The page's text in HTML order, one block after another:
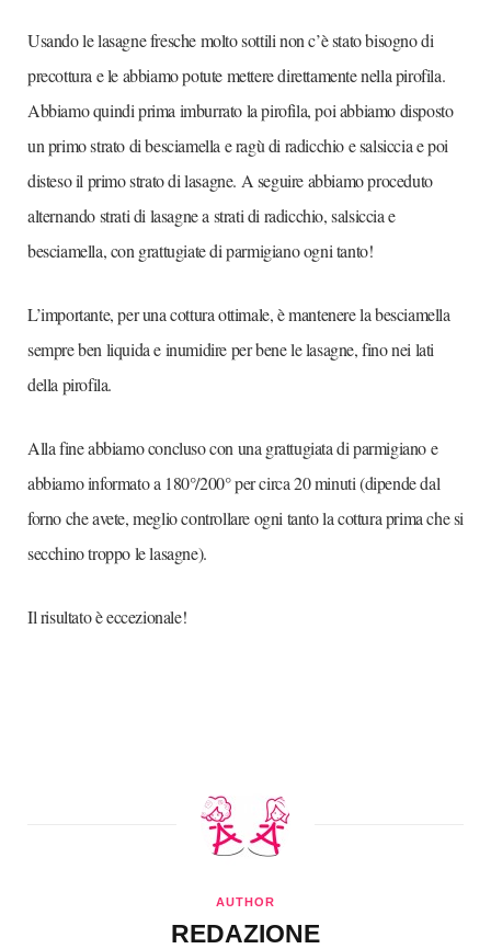
Usando le lasagne fresche molto sottili non c’è stato bisogno di
precottura e le abbiamo potute mettere direttamente nella pirofila.
Abbiamo quindi prima imburrato la pirofila, poi abbiamo disposto
un primo strato di besciamella e ragù di radicchio e salsiccia e poi
disteso il primo strato di lasagne. A seguire abbiamo proceduto
alternando strati di lasagne a strati di radicchio, salsiccia e
besciamella, con grattugiate di parmigiano ogni tanto!
L’importante, per una cottura ottimale, è mantenere la besciamella
sempre ben liquida e inumidire per bene le lasagne, fino nei lati
della pirofila.
Alla fine abbiamo concluso con una grattugiata di parmigiano e
abbiamo informato a 180°/200° per circa 20 minuti (dipende dal
forno che avete, meglio controllare ogni tanto la cottura prima che si
secchino troppo le lasagne).
Il risultato è eccezionale!
AUTHOR
REDAZIONE